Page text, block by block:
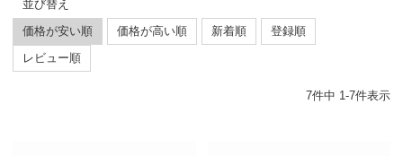
並び替え
価格が安い順
価格が高い順 新着順
登録順
レビュー順
7件中 1-7件表示